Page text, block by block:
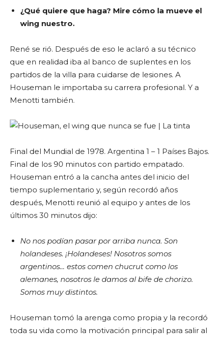
¿Qué quiere que haga? Mire cómo la mueve el
wing nuestro.
René se rió. Después de eso le aclaró a su técnico
que en realidad iba al banco de suplentes en los
partidos de la villa para cuidarse de lesiones. A
Houseman le importaba su carrera profesional. Y a
Menotti también.
Final del Mundial de 1978. Argentina 1 – 1 Países Bajos.
Final de los 90 minutos con partido empatado.
Houseman entró a la cancha antes del inicio del
tiempo suplementario y, según recordó años
después, Menotti reunió al equipo y antes de los
últimos 30 minutos dijo:
No nos podían pasar por arriba nunca. Son
holandeses. ¡Holandeses! Nosotros somos
argentinos… estos comen chucrut como los
alemanes, nosotros le damos al bife de chorizo.
Somos muy distintos.
Houseman tomó la arenga como propia y la recordó
toda su vida como la motivación principal para salir al